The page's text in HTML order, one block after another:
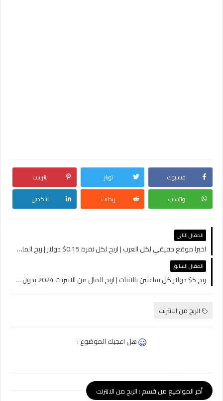
فيسبوك تويتر
بنترست
واتساب
ريدايت لينكدين
المقال التالي
اخيرا موقع حقيقي لكل العرب | اربح لكل نقرة 0.15$ دولار | ربح المال من الانترنت 2024 بدون خبرات
المقال السابق
ربح 5$ دولار كل ساعتين بالاثبات | اربح المال من الانترنت 2024 بدون راس مال للمبتدئين
الربح من الانترنت
هل اعجبك الموضوع :
أخر المواضيع من قسم : الربح من الانترنت